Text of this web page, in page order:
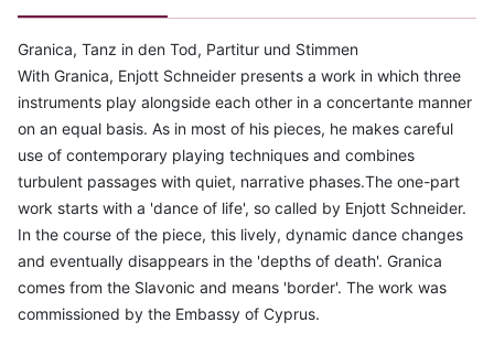
Granica, Tanz in den Tod, Partitur und Stimmen
With Granica, Enjott Schneider presents a work in which three
instruments play alongside each other in a concertante manner
on an equal basis. As in most of his pieces, he makes careful
use of contemporary playing techniques and combines
turbulent passages with quiet, narrative phases.The one-part
work starts with a 'dance of life', so called by Enjott Schneider.
In the course of the piece, this lively, dynamic dance changes
and eventually disappears in the 'depths of death'. Granica
comes from the Slavonic and means 'border'. The work was
commissioned by the Embassy of Cyprus.